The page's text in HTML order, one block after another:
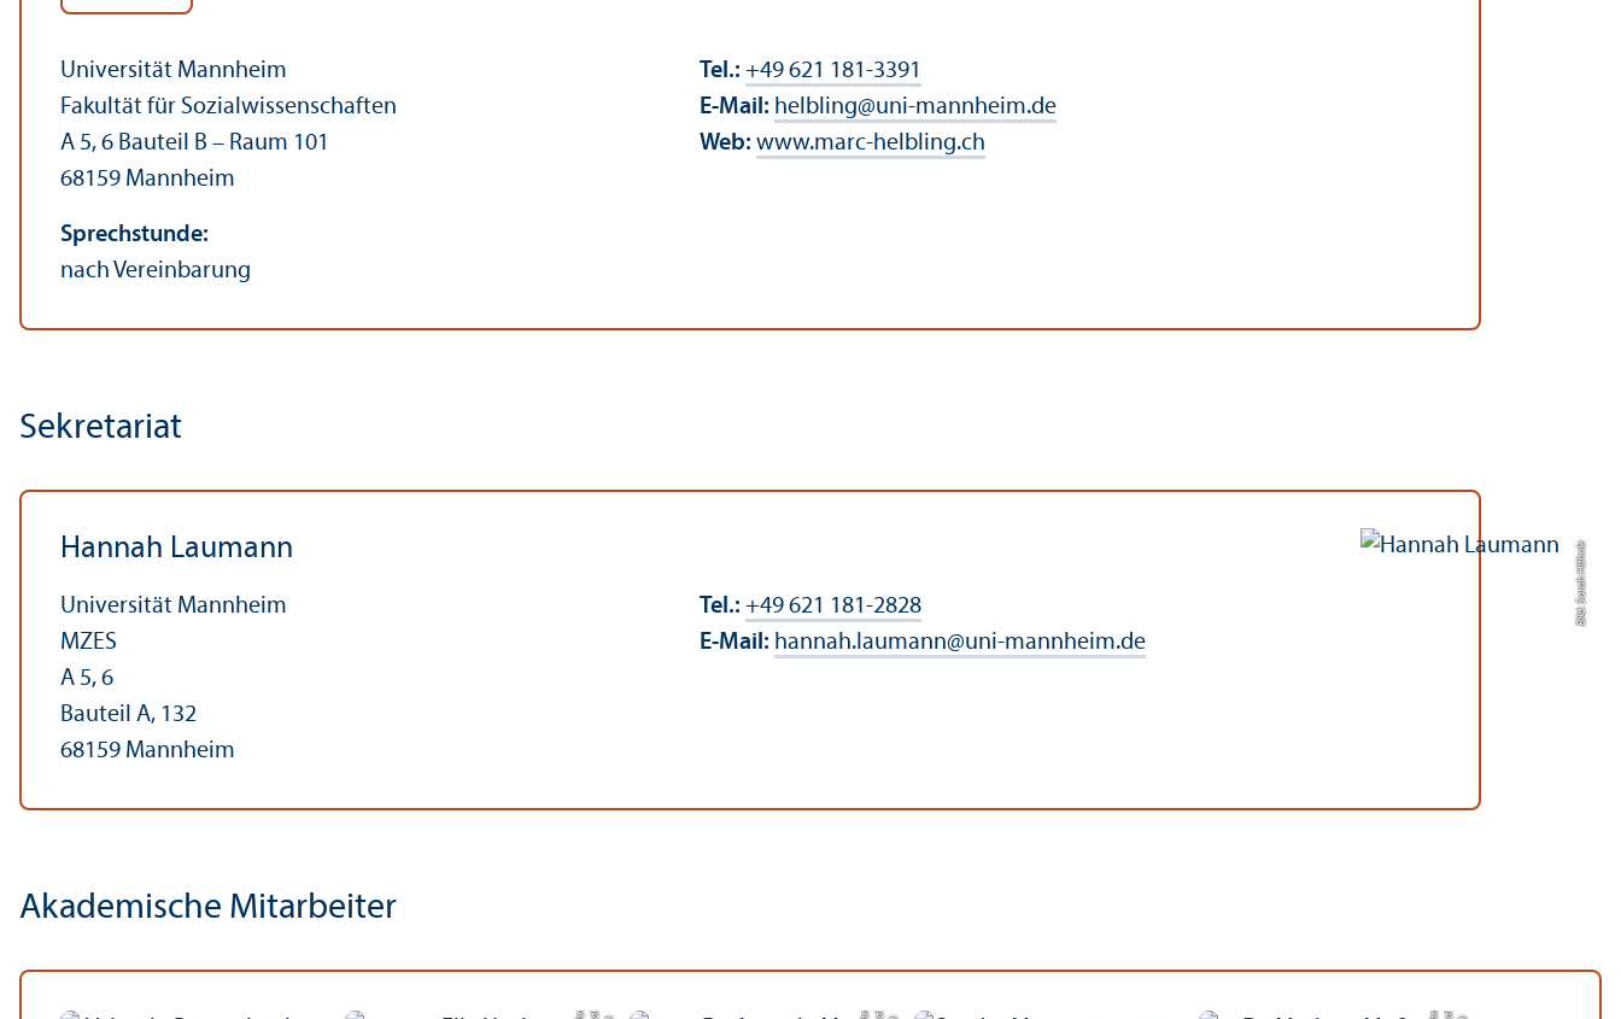
Universität Mannheim
Fakultät für Sozial­wissenschaften
A 5, 6 Bauteil B – Raum 101
68159 Mannheim
Tel.: +49 621 181-3391
E-Mail: helbling@uni-mannheim.de
Web: www.marc-helbling.ch
Sprechstunde:
nach Vereinbarung
Sekretariat
Bild: Sarah Hähnle
Hannah Laumann
Universität Mannheim
MZES
A 5, 6
Bauteil A, 132
68159 Mannheim
Tel.: +49 621 181-2828
E-Mail: hannah.laumann@uni-mannheim.de
Akademische Mitarbeiter